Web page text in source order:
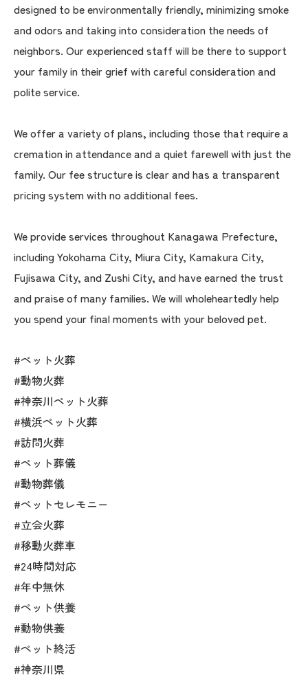
designed to be environmentally friendly, minimizing smoke
and odors and taking into consideration the needs of
neighbors. Our experienced staff will be there to support
your family in their grief with careful consideration and
polite service.
We offer a variety of plans, including those that require a
cremation in attendance and a quiet farewell with just the
family. Our fee structure is clear and has a transparent
pricing system with no additional fees.
We provide services throughout Kanagawa Prefecture,
including Yokohama City, Miura City, Kamakura City,
Fujisawa City, and Zushi City, and have earned the trust
and praise of many families. We will wholeheartedly help
you spend your final moments with your beloved pet.
#ペット火葬
#動物火葬
#神奈川ペット火葬
#横浜ペット火葬
#訪問火葬
#ペット葬儀
#動物葬儀
#ペットセレモニー
#立会火葬
#移動火葬車
#24時間対応
#年中無休
#ペット供養
#動物供養
#ペット終活
#神奈川県